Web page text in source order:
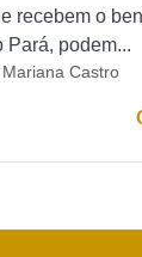
recebem o
Pará, podem...
Castro